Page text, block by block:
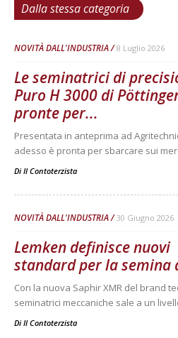
Dalla stessa categoria
NOVITÀ DALL'INDUSTRIA 8 Luglio 2026
Le seminatrici di
Puro H 3000 di
pronte per...
Presentata in anteprima ad
adesso è pronta per sbarcare sui
Di Il Contoterzista
NOVITÀ DALL'INDUSTRIA 30 Giugno 2026
Lemken definisce nuovi
standard per la semina
Con la nuova Saphir XMR del brand
seminatrici meccaniche sale a un
Di Il Contoterzista